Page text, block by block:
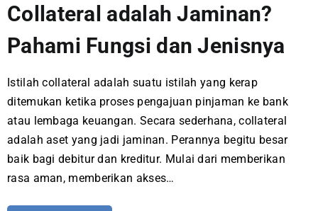
Collateral adalah Jaminan?
Pahami Fungsi dan Jenisnya
Istilah collateral adalah suatu istilah yang kerap
ditemukan ketika proses pengajuan pinjaman ke bank
atau lembaga keuangan. Secara sederhana, collateral
adalah aset yang jadi jaminan. Perannya begitu besar
baik bagi debitur dan kreditur. Mulai dari memberikan
rasa aman, memberikan akses…